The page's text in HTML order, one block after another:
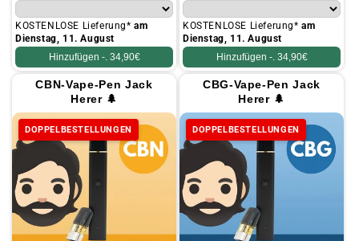
KOSTENLOSE Lieferung*am
Dienstag, 11. August
Hinzufügen -. 34,90€
KOSTENLOSE Lieferung*am
Dienstag, 11. August
Hinzufügen -. 34,90€
CBN-Vape-Pen Jack
Herer 🌲
DOPPELBESTELLUNGEN
CBG-Vape-Pen Jack
Herer 🌲
DOPPELBESTELLUNGEN